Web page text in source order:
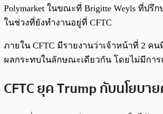
Polymarket ในขณะที่ Brigitte Weyls ที่ปรึ
ในช่วงที่ยังทำงานอยู่ที่ CFTC
ภายใน CFTC มีรายงานว่าเจ้าหน้าที่ 2 ค
ผลกระทบในลักษณะเดียวกัน โดยไม่มีกา
CFTC ยุค Trump กับนโยบา